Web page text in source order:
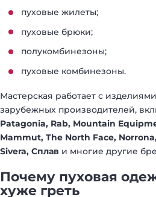
пуховые жилеты;
пуховые брюки;
полукомбинезоны;
пуховые комбинезоны.
Мастерская работает с
зарубежных производителей,
Patagonia, Rab, Mountain
Mammut, The North Face,
Sivera, Сплав и многие другие
Почему пуховая
хуже греть